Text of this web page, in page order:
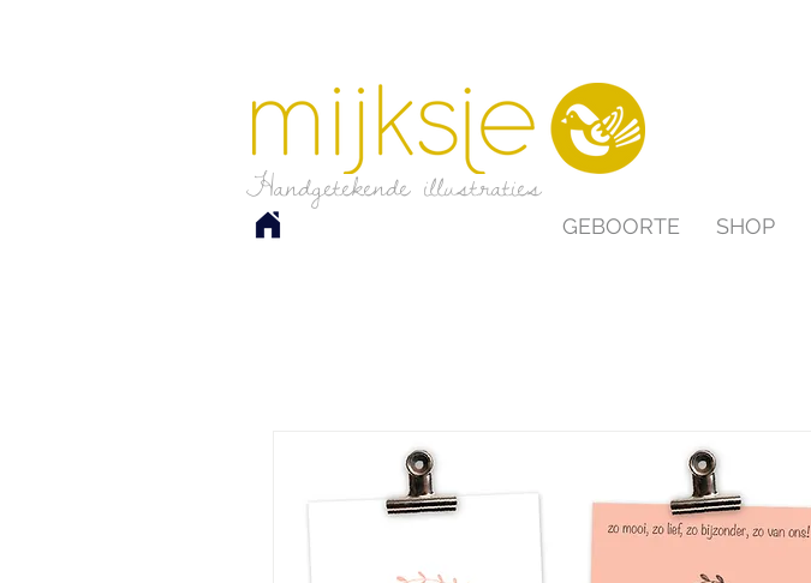
Handgetekende illustraties
GEBOORTE SHOP